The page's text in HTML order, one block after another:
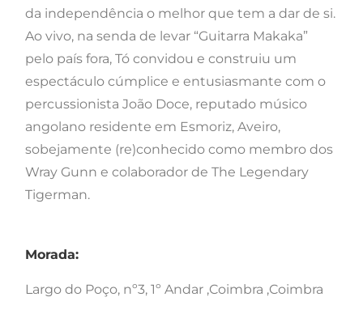
da independência o melhor que tem a dar de si.
Ao vivo, na senda de levar “Guitarra Makaka”
pelo país fora, Tó convidou e construiu um
espectáculo cúmplice e entusiasmante com o
percussionista João Doce, reputado músico
angolano residente em Esmoriz, Aveiro,
sobejamente (re)conhecido como membro dos
Wray Gunn e colaborador de The Legendary
Tigerman.
Morada:
Largo do Poço, nº3, 1º Andar ,Coimbra ,Coimbra